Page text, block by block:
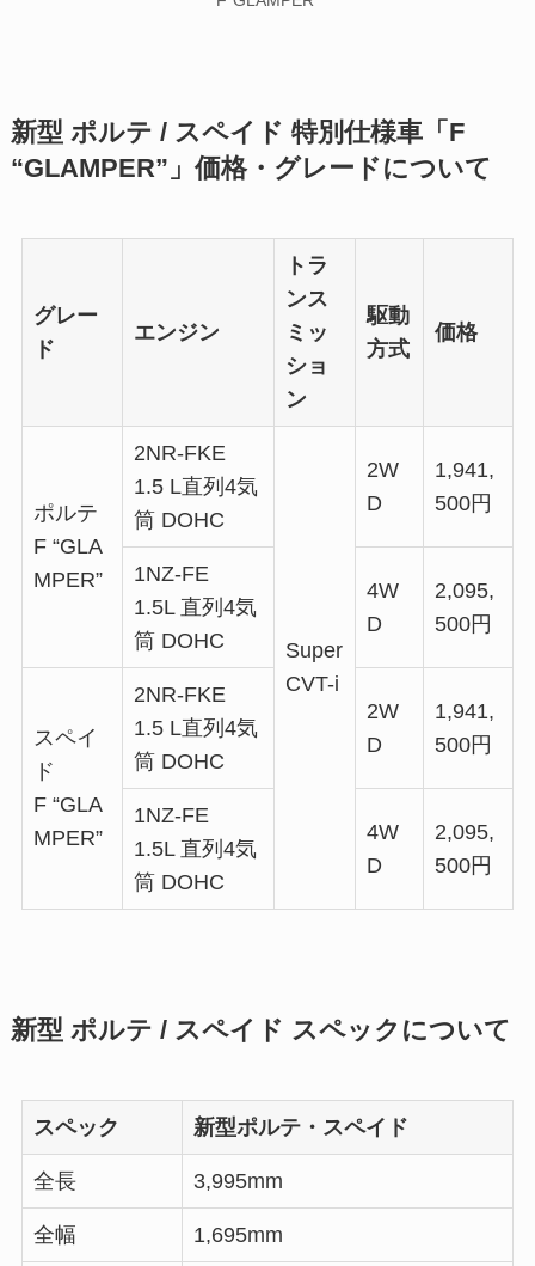
新型 ポルテ / スペイド 特別仕様車「F
“GLAMPER”」価格・グレードについて
グレー
ド
エンジン
トラ
ンス
ミッ
ショ
ン
駆動
方式
価格
ポルテ
F “GLA
MPER”
2NR-FKE
1.5 L直列4気
筒 DOHC
Super
CVT-i
2W
D
1,941,
500円
1NZ-FE
1.5L 直列4気
筒 DOHC
4W
D
2,095,
500円
スペイ
ド
F “GLA
MPER”
2NR-FKE
1.5 L直列4気
筒 DOHC
2W
D
1,941,
500円
1NZ-FE
1.5L 直列4気
筒 DOHC
4W
D
2,095,
500円
新型 ポルテ / スペイド スペックについて
スペック 新型ポルテ・スペイド
全長 3,995mm
全幅 1,695mm